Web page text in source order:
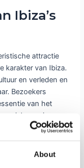
About
Ibiza’s
attractie
karakter van Ibiza.
en verleden en
Bezoekers
van het
magie van